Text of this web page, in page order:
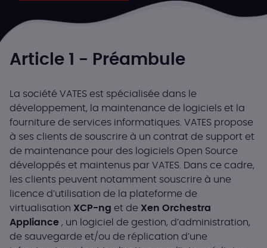
Article 1 - Préambule
La société VATES est spécialisée dans le
développement, la maintenance de logiciels et la
fourniture de services informatiques. VATES propose
à ses clients de souscrire à un contrat de support et
de maintenance pour des logiciels Open Source
développés et maintenus par VATES. Dans ce cadre,
les clients peuvent notamment souscrire à une
licence d’utilisation de la plateforme de
virtualisation XCP-ng et de Xen Orchestra
Appliance , un logiciel de gestion, d’administration,
de sauvegarde et/ou de réplication d’une